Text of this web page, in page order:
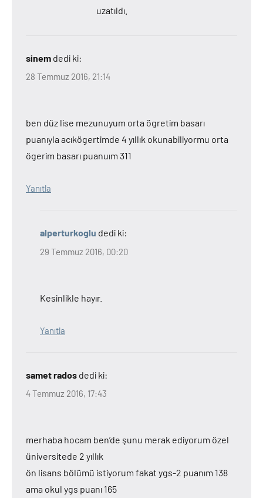
uzatıldı.
sinem dedi ki:
28 Temmuz 2016, 21:14
ben düz lise mezunuyum orta ögretim basarı
puanıyla acıkögertimde 4 yıllık okunabiliyormu orta
ögerim basarı puanuım 311
Yanıtla
alperturkoglu dedi ki:
29 Temmuz 2016, 00:20
Kesinlikle hayır.
Yanıtla
samet rados dedi ki:
4 Temmuz 2016, 17:43
merhaba hocam ben’de şunu merak ediyorum özel
üniversitede 2 yıllık
ön lisans bölümü istiyorum fakat ygs-2 puanım 138
ama okul ygs puanı 165